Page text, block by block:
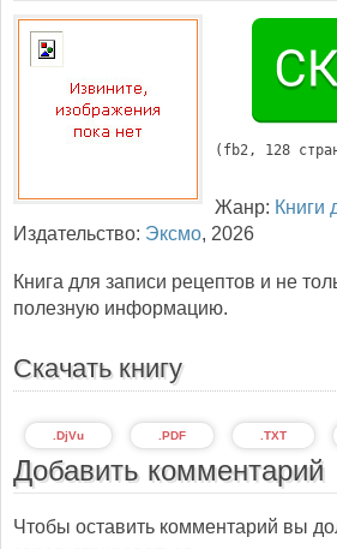
( fb2, 128
Жанр: Книги
Издательство: Эксмо, 2026
Книга для записи рецептов и не
полезную информацию.
Скачать книгу
.TXT
.PDF
.DjVu
Добавить комментарий
Чтобы оставить комментарий вы